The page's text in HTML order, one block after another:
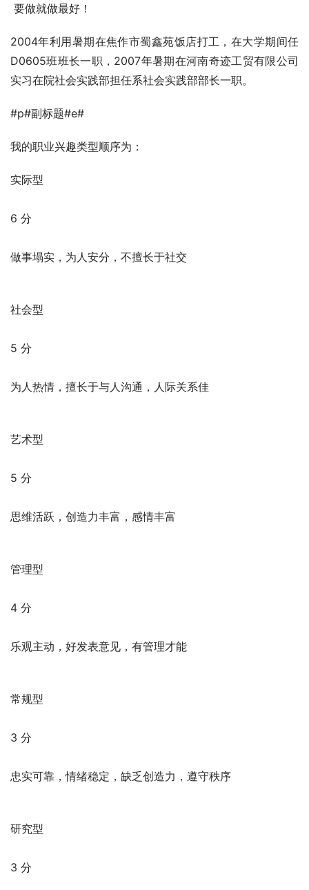
要做就做最好！
2004年利用暑期在焦作市蜀鑫苑饭店打工，在大学期间任
D0605班班长一职，2007年暑期在河南奇迹工贸有限公司
实习在院社会实践部担任系社会实践部部长一职。
#p#副标题#e#
我的职业兴趣类型顺序为：
实际型
6 分
做事塌实，为人安分，不擅长于社交
社会型
5 分
为人热情，擅长于与人沟通，人际关系佳
艺术型
5 分
思维活跃，创造力丰富，感情丰富
管理型
4 分
乐观主动，好发表意见，有管理才能
常规型
3 分
忠实可靠，情绪稳定，缺乏创造力，遵守秩序
研究型
3 分